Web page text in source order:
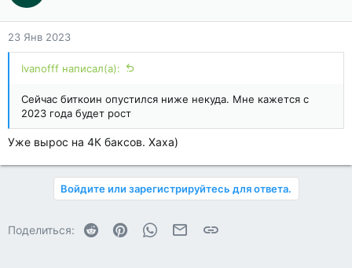
23 Янв 2023
Ivanofff написал(а):
Сейчас биткоин опустился ниже некуда. Мне кажется с
2023 года будет рост
Уже вырос на 4К баксов. Хаха)
Войдите или зарегистрируйтесь для ответа.
Поделиться: Reddit PinterestWhatsAppЭлектронная почта
Ссылка